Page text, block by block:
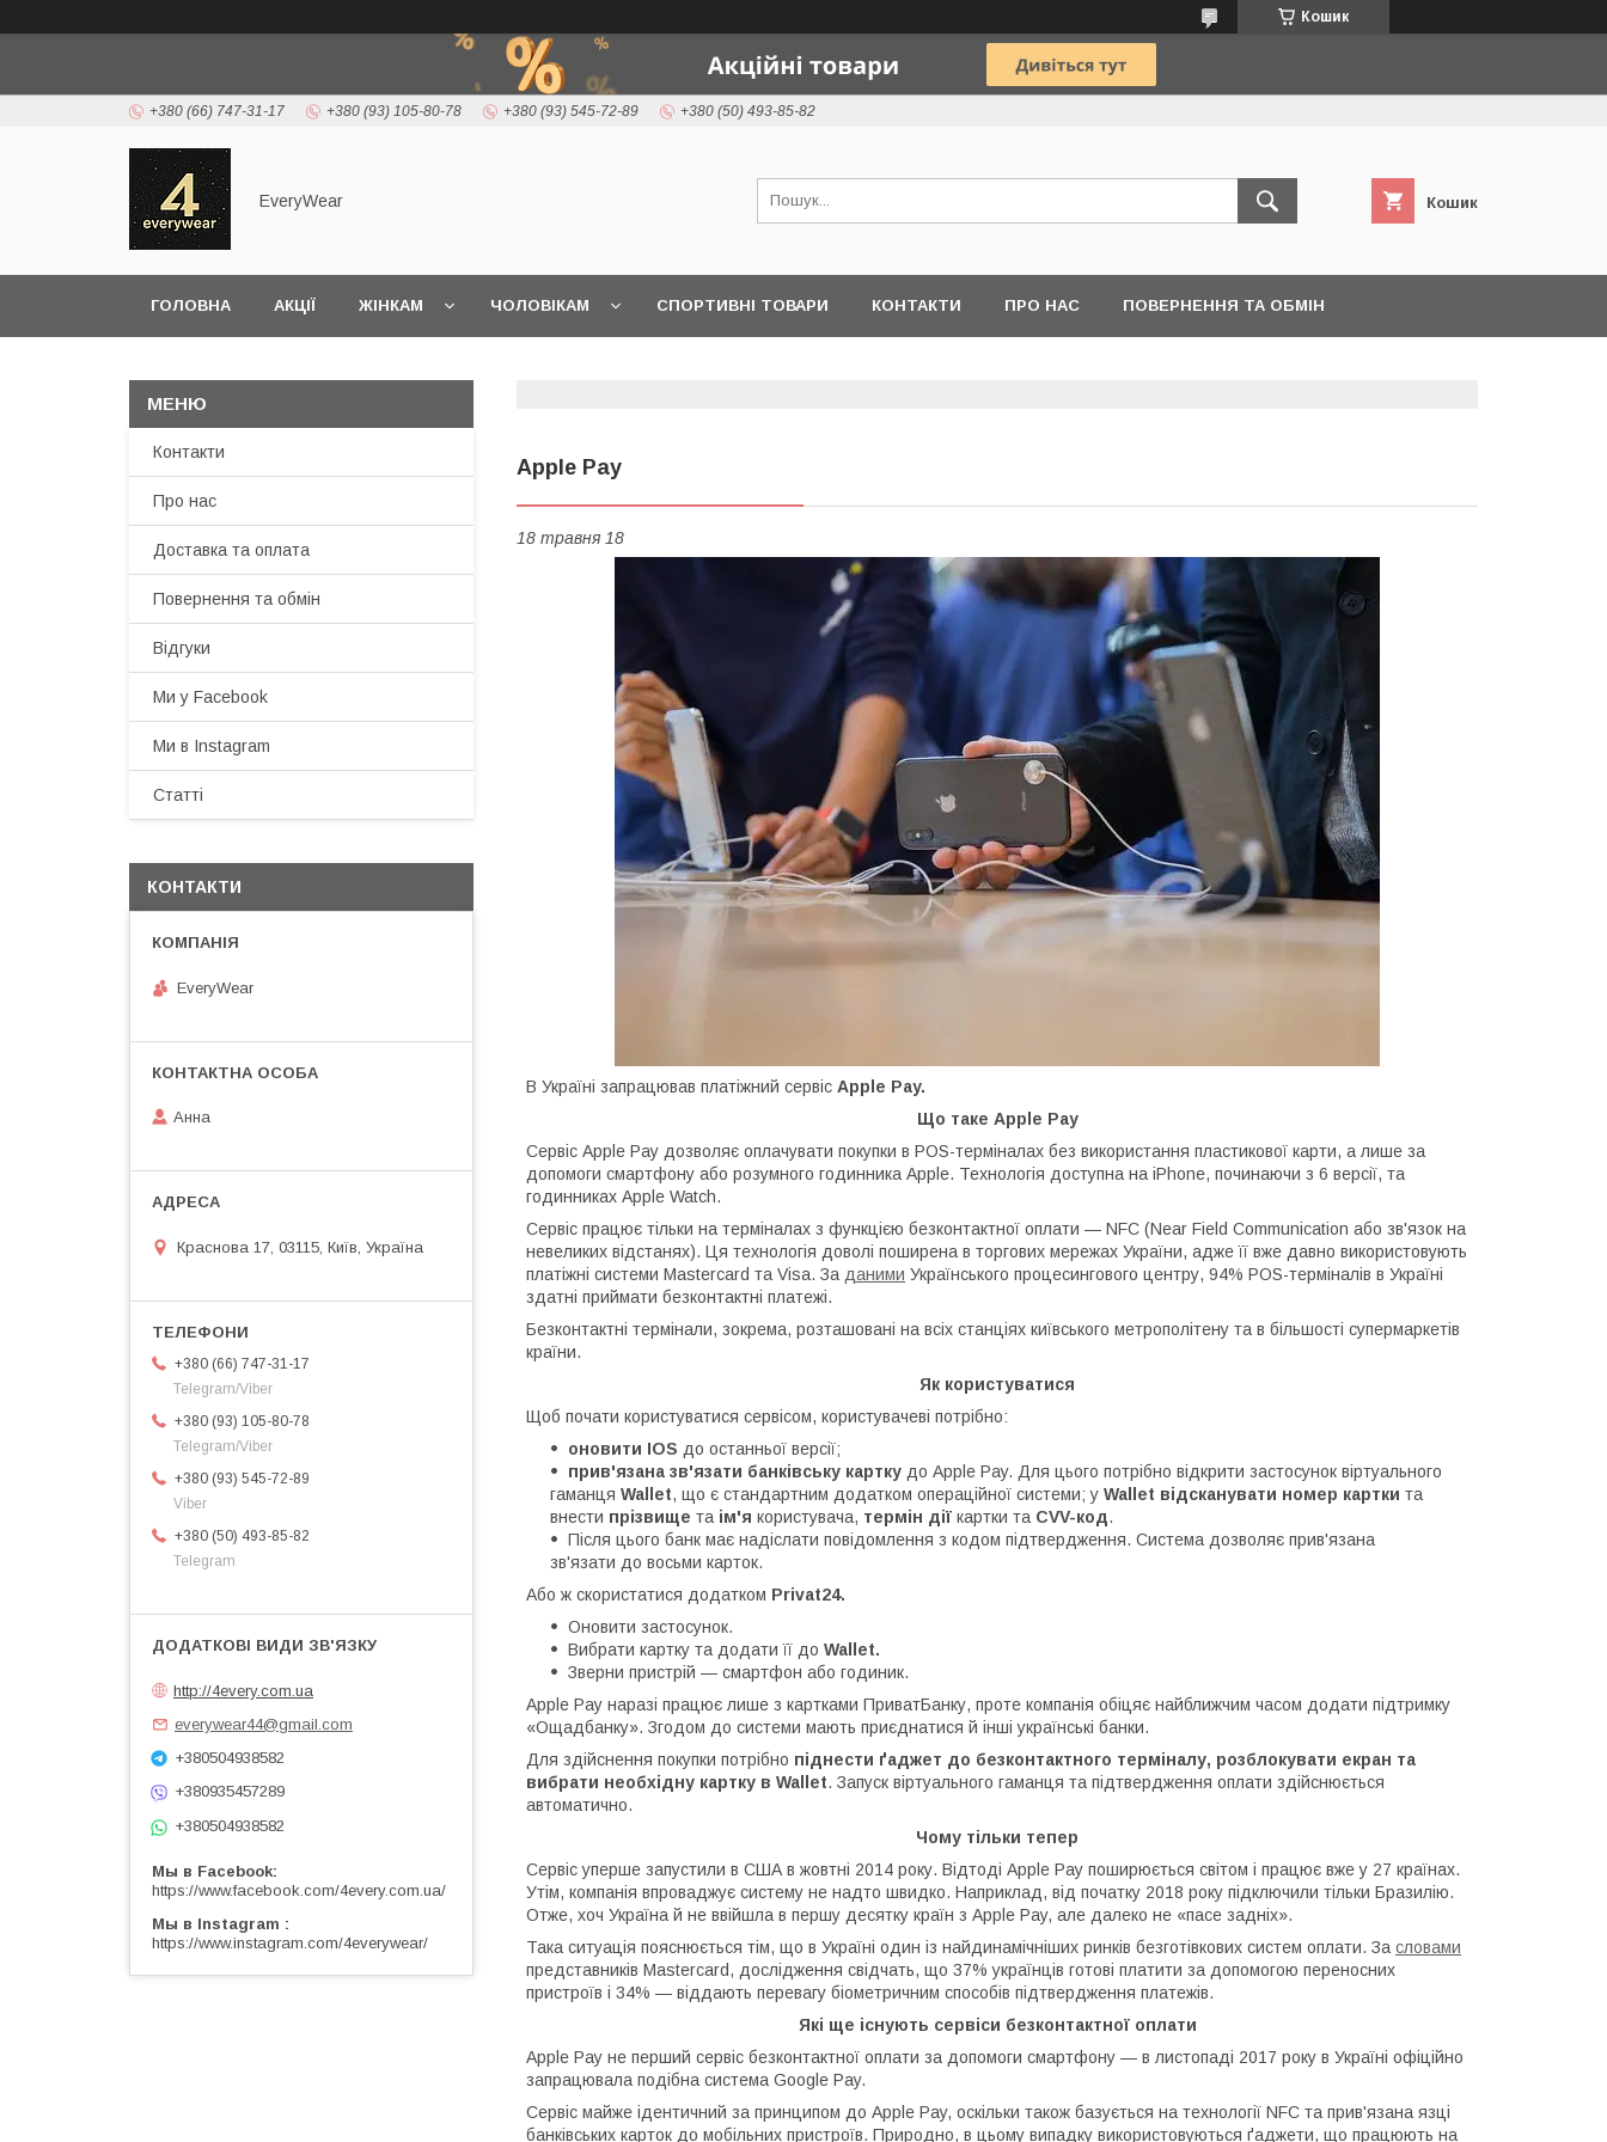
Кошик
+380 (66) 747-31-17 +380 (93) 105-80-78 +380 (93) 545-72-89 +380 (50) 493-85-82
EveryWear Кошик
ГОЛОВНА АКЦІЇ ЖІНКАМ ЧОЛОВІКАМ СПОРТИВНІ ТОВАРИ КОНТАКТИ ПРО НАС ПОВЕРНЕННЯ ТА ОБМІН
Apple Pay
18 травня 18
В Україні запрацював платіжний сервіс Apple Pay.
Що таке Apple Pay
Сервіс Apple Pay дозволяє оплачувати покупки в POS-терміналах без використання пластикової карти, а лише за
допомоги смартфону або розумного годинника Apple. Технологія доступна на iPhone, починаючи з 6 версії, та
годинниках Apple Watch.
Сервіс працює тільки на терміналах з функцією безконтактної оплати — NFC (Near Field Communication або зв'язок на
невеликих відстанях). Ця технологія доволі поширена в торгових мережах України, адже її вже давно використовують
платіжні системи Mastercard та Visa. За даними Українського процесингового центру, 94% POS-терміналів в Україні
здатні приймати безконтактні платежі.
Безконтактні термінали, зокрема, розташовані на всіх станціях київського метрополітену та в більшості супермаркетів
країни.
Як користуватися
Щоб почати користуватися сервісом, користувачеві потрібно:
оновити IOS до останньої версії;
прив'язана зв'язати банківську картку до Apple Pay. Для цього потрібно відкрити застосунок віртуального
гаманця Wallet, що є стандартним додатком операційної системи; у Wallet відсканувати номер картки та
внести прізвище та ім'я користувача, термін дії картки та CVV-код.
Після цього банк має надіслати повідомлення з кодом підтвердження. Система дозволяє прив'язана
зв'язати до восьми карток.
Або ж скористатися додатком Privat24.
Оновити застосунок.
Вибрати картку та додати її до Wallet.
Зверни пристрій — смартфон або годиник.
Apple Pay наразі працює лише з картками ПриватБанку, проте компанія обіцяє найближчим часом додати підтримку
«Ощадбанку». Згодом до системи мають приєднатися й інші українські банки.
Для здійснення покупки потрібно піднести ґаджет до безконтактного терміналу, розблокувати екран та
вибрати необхідну картку в Wallet. Запуск віртуального гаманця та підтвердження оплати здійснюється
автоматично.
Чому тільки тепер
Сервіс уперше запустили в США в жовтні 2014 року. Відтоді Apple Pay поширюється світом і працює вже у 27 країнах.
Утім, компанія впроваджує систему не надто швидко. Наприклад, від початку 2018 року підключили тільки Бразилію.
Отже, хоч Україна й не ввійшла в першу десятку країн з Apple Pay, але далеко не «пасе задніх».
Така ситуація пояснюється тім, що в Україні один із найдинамічніших ринків безготівкових систем оплати. За словами
представників Mastercard, дослідження свідчать, що 37% українців готові платити за допомогою переносних
пристроїв і 34% — віддають перевагу біометричним способів підтвердження платежів.
Які ще існують сервіси безконтактної оплати
Apple Pay не перший сервіс безконтактної оплати за допомоги смартфону — в листопаді 2017 року в Україні офіційно
запрацювала подібна система Google Pay.
Сервіс майже ідентичний за принципом до Apple Pay, оскільки також базується на технології NFC та прив'язана язці
банківських карток до мобільних пристроїв. Природно, в цьому випадку використовуються ґаджети, що працюють на
Контакти
Про нас
Доставка та оплата
Повернення та обмін
Відгуки
Ми у Facebook
Ми в Instagram
Статті
КОНТАКТИ
EveryWear
Анна
Краснова 17, 03115, Київ, Україна
+380 (66) 747-31-17
Telegram/Viber
+380 (93) 105-80-78
Telegram/Viber
+380 (93) 545-72-89
Viber
+380 (50) 493-85-82
Telegram
http://4every.com.ua
everywear44@gmail.com
+380504938582
+380935457289
+380504938582
Мы в Facebook
https://www.facebook.com/4every.com.ua/
Мы в Instagram
https://www.instagram.com/4everywear/